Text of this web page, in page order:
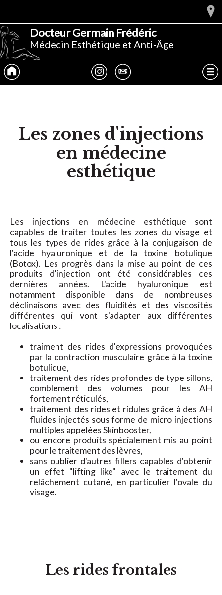
Docteur Germain Frédéric
Médecin Esthétique et Anti-Âge
Les zones d'injections
en médecine
esthétique
Les injections en médecine esthétique sont
capables de traiter toutes les zones du visage et
tous les types de rides grâce à la conjugaison de
l'acide hyaluronique et de la toxine botulique
(Botox). Les progrès dans la mise au point de ces
produits d'injection ont été considérables ces
dernières années. L'acide hyaluronique est
notamment disponible dans de nombreuses
déclinaisons avec des fluidités et des viscosités
différentes qui vont s'adapter aux différentes
localisations :
traiment des rides d'expressions provoquées
par la contraction musculaire grâce à la toxine
botulique,
traitement des rides profondes de type sillons,
comblement des volumes pour les AH
fortement réticulés,
traitement des rides et ridules grâce à des AH
fluides injectés sous forme de micro injections
multiples appelées Skinbooster,
ou encore produits spécialement mis au point
pour le traitement des lèvres,
sans oublier d'autres fillers capables d'obtenir
un effet "lifting like" avec le traitement du
relâchement cutané, en particulier l'ovale du
visage.
Les rides frontales